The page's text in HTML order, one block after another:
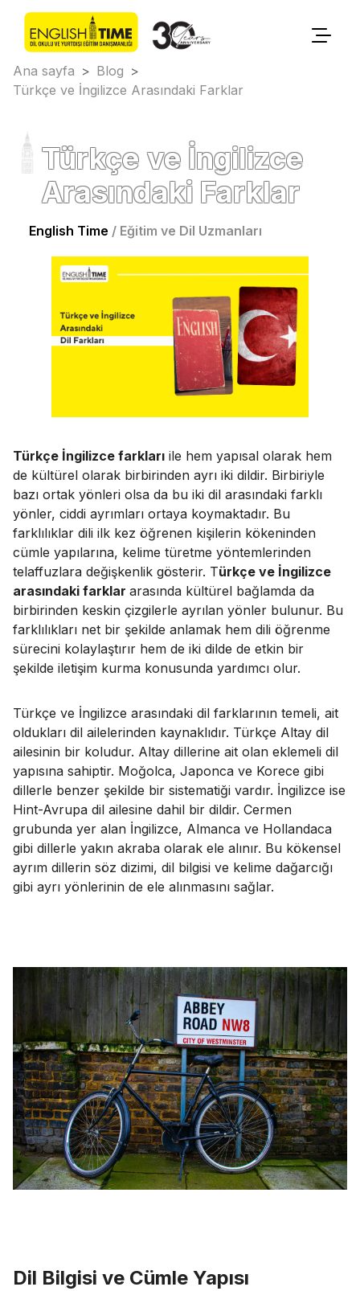
Ana sayfa > Blog >
Türkçe ve İngilizce Arasındaki Farklar
Türkçe ve İngilizce
Arasındaki Farklar
English Time / Eğitim ve Dil Uzmanları
Türkçe İngilizce farkları ile hem yapısal olarak hem
de kültürel olarak birbirinden ayrı iki dildir. Birbiriyle
bazı ortak yönleri olsa da bu iki dil arasındaki farklı
yönler, ciddi ayrımları ortaya koymaktadır. Bu
farklılıklar dili ilk kez öğrenen kişilerin kökeninden
cümle yapılarına, kelime türetme yöntemlerinden
telaffuzlara değişkenlik gösterir. Türkçe ve İngilizce
arasındaki farklar arasında kültürel bağlamda da
birbirinden keskin çizgilerle ayrılan yönler bulunur. Bu
farklılıkları net bir şekilde anlamak hem dili öğrenme
sürecini kolaylaştırır hem de iki dilde de etkin bir
şekilde iletişim kurma konusunda yardımcı olur.
Türkçe ve İngilizce arasındaki dil farklarının temeli, ait
oldukları dil ailelerinden kaynaklıdır. Türkçe Altay dil
ailesinin bir koludur. Altay dillerine ait olan eklemeli dil
yapısına sahiptir. Moğolca, Japonca ve Korece gibi
dillerle benzer şekilde bir sistematiği vardır. İngilizce ise
Hint-Avrupa dil ailesine dahil bir dildir. Cermen
grubunda yer alan İngilizce, Almanca ve Hollandaca
gibi dillerle yakın akraba olarak ele alınır. Bu kökensel
ayrım dillerin söz dizimi, dil bilgisi ve kelime dağarcığı
gibi ayrı yönlerinin de ele alınmasını sağlar.
Dil Bilgisi ve Cümle Yapısı